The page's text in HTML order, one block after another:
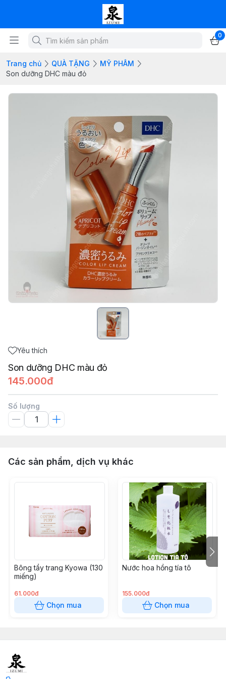
0
Trang chủ QUÀ TẶNG
MỸ PHÂM
Son dưỡng DHC màu đỏ
Yêu thích
Son dưỡng DHC màu đỏ
145.000đ
Số lượng
Các sản phẩm, dịch vụ khác
Bông tẩy trang Kyowa (130
miếng)
61.000đ
Chọn mua
Nước hoa hồng tía tô
155.000đ
Chọn mua